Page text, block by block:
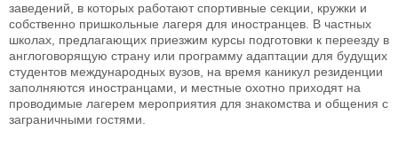
заведений, в которых работают спортивные секции, кружки и
собственно пришкольные лагеря для иностранцев. В частных
школах, предлагающих приезжим курсы подготовки к переезду в
англоговорящую страну или программу адаптации для будущих
студентов международных вузов, на время каникул резиденции
заполняются иностранцами, и местные охотно приходят на
проводимые лагерем мероприятия для знакомства и общения с
заграничными гостями.